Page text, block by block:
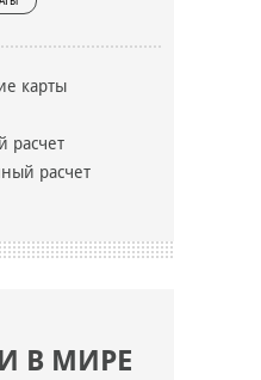
карты
расчет
расчет
В МИРЕ